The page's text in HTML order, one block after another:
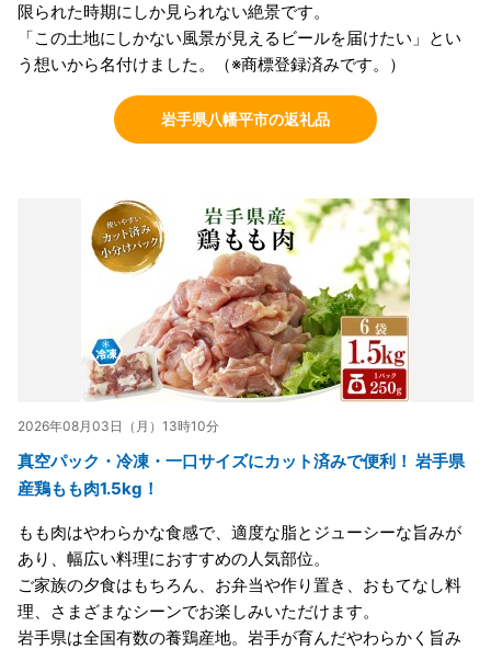
限られた時期にしか見られない絶景です。
「この土地にしかない風景が見えるビールを届けたい」とい
う想いから名付けました。（※商標登録済みです。）
岩手県八幡平市の返礼品
2026年08月03日（月）13時10分
真空パック・冷凍・一口サイズにカット済みで便利！ 岩手県
産鶏もも肉1.5kg！
もも肉はやわらかな食感で、適度な脂とジューシーな旨みが
あり、幅広い料理におすすめの人気部位。
ご家族の夕食はもちろん、お弁当や作り置き、おもてなし料
理、さまざまなシーンでお楽しみいただけます。
岩手県は全国有数の養鶏産地。岩手が育んだやわらかく旨み